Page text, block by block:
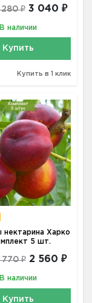
280 ₽ 3 040 ₽
В наличии
Купить
Купить в 1 клик
Харко
5 шт.
770 ₽ 2 560 ₽
В наличии
Купить